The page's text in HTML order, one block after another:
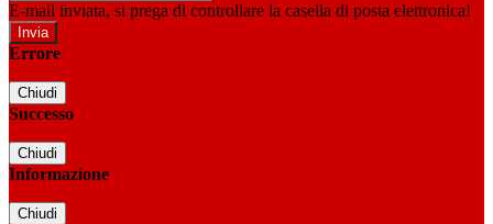
E-mail inviata, si prega di controllare la casella di posta elettronica!
Errore
Chiudi
Successo
Chiudi
Informazione
Chiudi